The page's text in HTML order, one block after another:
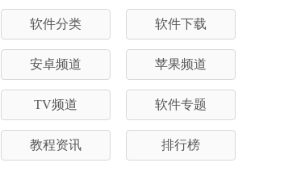
软件分类 软件下载
安卓频道 苹果频道
TV频道 软件专题
教程资讯 排行榜